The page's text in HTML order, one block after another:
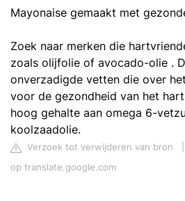
Mayonaise gemaakt met
Zoek naar merken die
zoals olijfolie of avocado-olie .
onverzadigde vetten die over
voor de gezondheid van het
hoog gehalte aan omega 6-
koolzaadolie.
Verzoek tot verwijderen van bron
op translate.google.com